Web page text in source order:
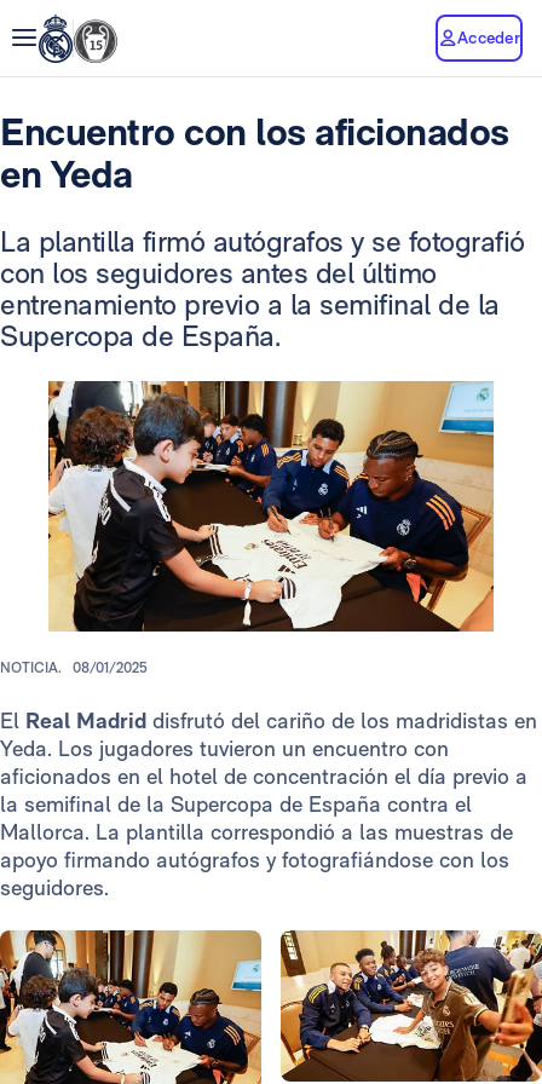
Acceder
Encuentro con los aficionados
en Yeda
La plantilla firmó autógrafos y se fotografió
con los seguidores antes del último
entrenamiento previo a la semifinal de la
Supercopa de España.
NOTICIA. 08/01/2025
El Real Madrid disfrutó del cariño de los madridistas en
Yeda. Los jugadores tuvieron un encuentro con
aficionados en el hotel de concentración el día previo a
la semifinal de la Supercopa de España contra el
Mallorca. La plantilla correspondió a las muestras de
apoyo firmando autógrafos y fotografiándose con los
seguidores.